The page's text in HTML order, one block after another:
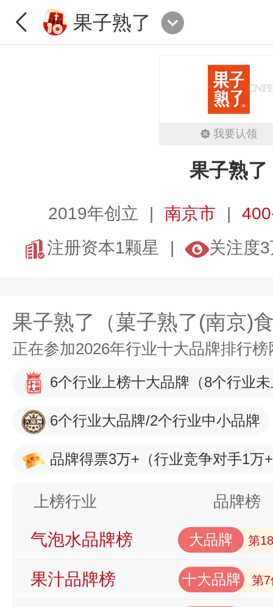
果子熟了
我要认领
果子熟了
2019年创立 南京市
注册资本1颗星
关注度
果子熟了（菓子熟了(南京)
正在参加2026年行业十大品牌排行
6个行业上榜十大品牌 （8个行业
6个行业大品牌/2个行业中小品牌
品牌得票3万+ （行业竞争对手1万
上榜行业 品牌榜
气泡水品牌榜 大品牌 第
果汁品牌榜 十大品牌 第7